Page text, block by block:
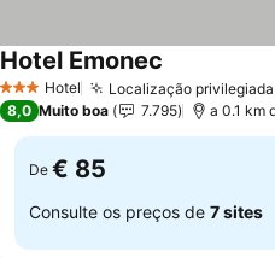
3 EstrelasHotel Localização
Hotel Emonec
8,0 Muito boa 7.795 a 0.1 km
De € 85
Consulte os preços de 7 sites